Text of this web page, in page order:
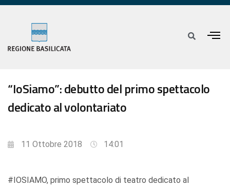
“IoSiamo”: debutto del primo spettacolo
dedicato al volontariato
11 Ottobre 2018 14:01
#IOSIAMO, primo spettacolo di teatro dedicato al